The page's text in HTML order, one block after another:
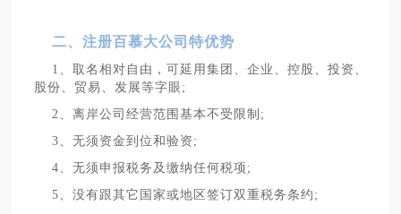
二、注册百慕大公司特优势
1、取名相对自由，可延用集团、企业、控股、投资、
股份、贸易、发展等字眼;
2、离岸公司经营范围基本不受限制;
3、无须资金到位和验资;
4、无须申报税务及缴纳任何税项;
5、没有跟其它国家或地区签订双重税务条约;